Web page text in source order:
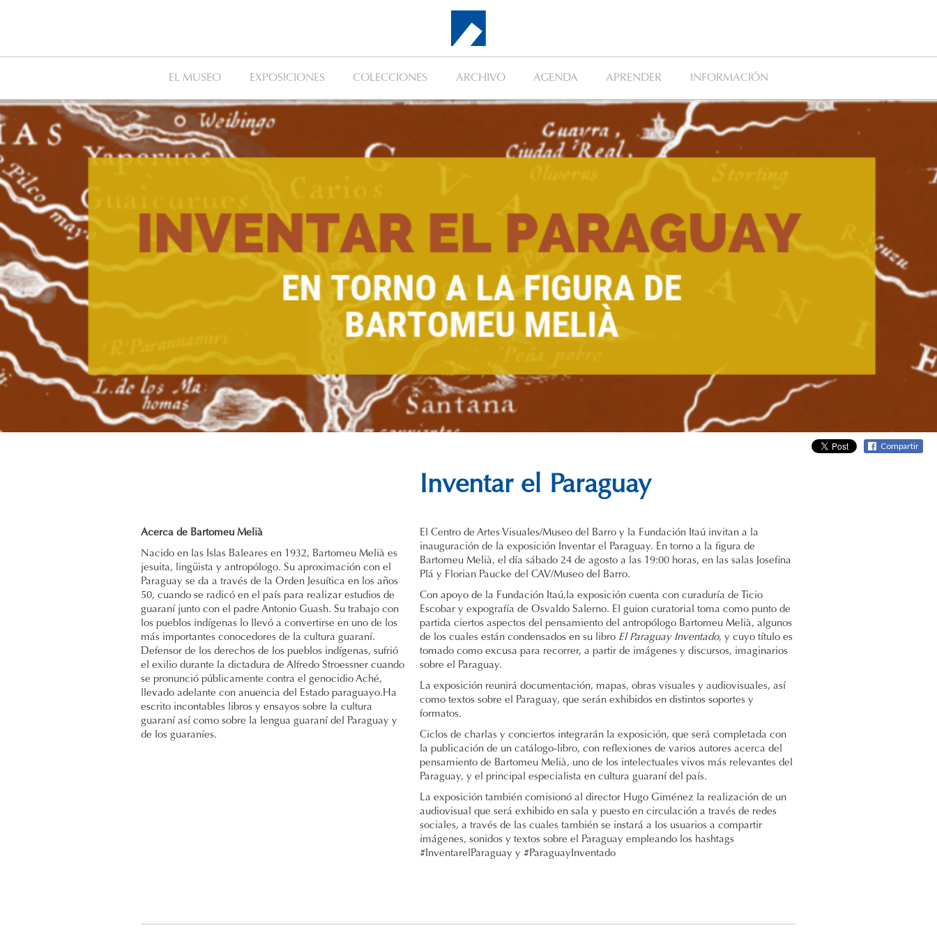
EL MUSEO EXPOSICIONES COLECCIONES ARCHIVO AGENDA APRENDER INFORMACIÓN
Compartir
Inventar el Paraguay
Acerca de Bartomeu Melià
Nacido en las Islas Baleares en 1932, Bartomeu Melià es
jesuita, lingüista y antropólogo. Su aproximación con el
Paraguay se da a través de la Orden Jesuítica en los años
50, cuando se radicó en el país para realizar estudios de
guaraní junto con el padre Antonio Guash. Su trabajo con
los pueblos indígenas lo llevó a convertirse en uno de los
más importantes conocedores de la cultura guaraní.
Defensor de los derechos de los pueblos indígenas, sufrió
el exilio durante la dictadura de Alfredo Stroessner cuando
se pronunció públicamente contra el genocidio Aché,
llevado adelante con anuencia del Estado paraguayo.Ha
escrito incontables libros y ensayos sobre la cultura
guaraní así como sobre la lengua guaraní del Paraguay y
de los guaraníes.
El Centro de Artes Visuales/Museo del Barro y la Fundación Itaú invitan a la
inauguración de la exposición Inventar el Paraguay. En torno a la figura de
Bartomeu Melià, el día sábado 24 de agosto a las 19:00 horas, en las salas Josefina
Plá y Florian Paucke del CAV/Museo del Barro.
Con apoyo de la Fundación Itaú,la exposición cuenta con curaduría de Ticio
Escobar y expografía de Osvaldo Salerno. El guion curatorial toma como punto de
partida ciertos aspectos del pensamiento del antropólogo Bartomeu Melià, algunos
de los cuales están condensados en su libro El Paraguay Inventado, y cuyo título es
tomado como excusa para recorrer, a partir de imágenes y discursos, imaginarios
sobre el Paraguay.
La exposición reunirá documentación, mapas, obras visuales y audiovisuales, así
como textos sobre el Paraguay, que serán exhibidos en distintos soportes y
formatos.
Ciclos de charlas y conciertos integrarán la exposición, que será completada con
la publicación de un catálogo-libro, con reflexiones de varios autores acerca del
pensamiento de Bartomeu Melià, uno de los intelectuales vivos más relevantes del
Paraguay, y el principal especialista en cultura guaraní del país.
La exposición también comisionó al director Hugo Giménez la realización de un
audiovisual que será exhibido en sala y puesto en circulación a través de redes
sociales, a través de las cuales también se instará a los usuarios a compartir
imágenes, sonidos y textos sobre el Paraguay empleando los hashtags
#InventarelParaguay y #ParaguayInventado